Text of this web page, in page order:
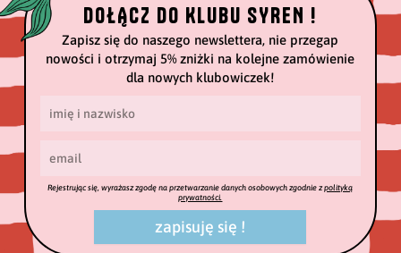
DOŁĄCZ DO KLUBU SYREN !
Zapisz się do naszego newslettera, nie przegap
nowości i otrzymaj 5% zniżki na kolejne zamówienie
dla nowych klubowiczek!
Rejestrując się, wyrażasz zgodę na przetwarzanie danych osobowych zgodnie zpolityką
prywatności.
zapisuję się !